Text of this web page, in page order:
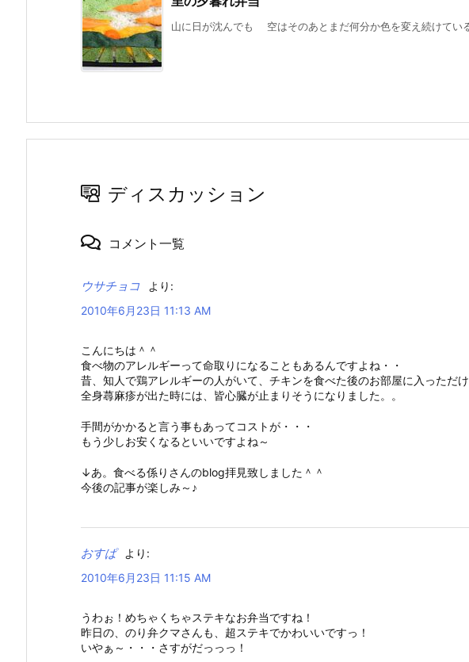
山に日が沈んでも 空はそのあとまだ何分か色を変え続けて
ディスカッション
コメント一覧
ウサチョコ
より:
2010年6月23日 11:13 AM
こんにちは＾＾
食べ物のアレルギーって命取りになることもあるんですよね・・
昔、知人で鶏アレルギーの人がいて、チキンを食べた後のお部屋に入っただ
全身蕁麻疹が出た時には、皆心臓が止まりそうになりました。。
手間がかかると言う事もあってコストが・・・
もう少しお安くなるといいですよね～
↓あ。食べる係りさんのblog拝見致しました＾＾
今後の記事が楽しみ～♪
おすぱ
より:
2010年6月23日 11:15 AM
うわぉ！めちゃくちゃステキなお弁当ですね！
昨日の、のり弁クマさんも、超ステキでかわいいですっ！
いやぁ～・・・さすがだっっっ！